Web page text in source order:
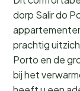
dorp Salir do
prachtig
Porto en de
bij het